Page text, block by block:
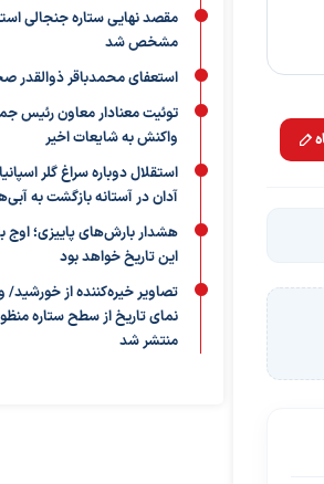
مقصد نهایی ستاره جنجالی
مشخص شد
استعفای محمدباقر ذوالقدر
توئیت معنادار معاون رئیس
واکنش به شایعات اخیر
استقلال دوباره سراغ گلر
آدان در آستانه بازگشت به
هشدار بارش‌های پاییزی؛ اوج
این تاریخ خواهد بود
تصاویر خیره‌کننده از
نمای تاریخ از سطح ستاره
منتشر شد